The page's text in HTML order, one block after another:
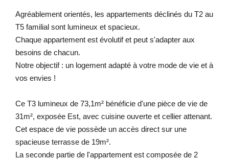
Agréablement orientés, les appartements déclinés du T2 au
T5 familial sont lumineux et spacieux.
Chaque appartement est évolutif et peut s'adapter aux
besoins de chacun.
Notre objectif : un logement adapté à votre mode de vie et à
vos envies !
Ce T3 lumineux de 73,1m² bénéficie d'une pièce de vie de
31m², exposée Est, avec cuisine ouverte et cellier attenant.
Cet espace de vie possède un accès direct sur une
spacieuse terrasse de 19m².
La seconde partie de l'appartement est composée de 2